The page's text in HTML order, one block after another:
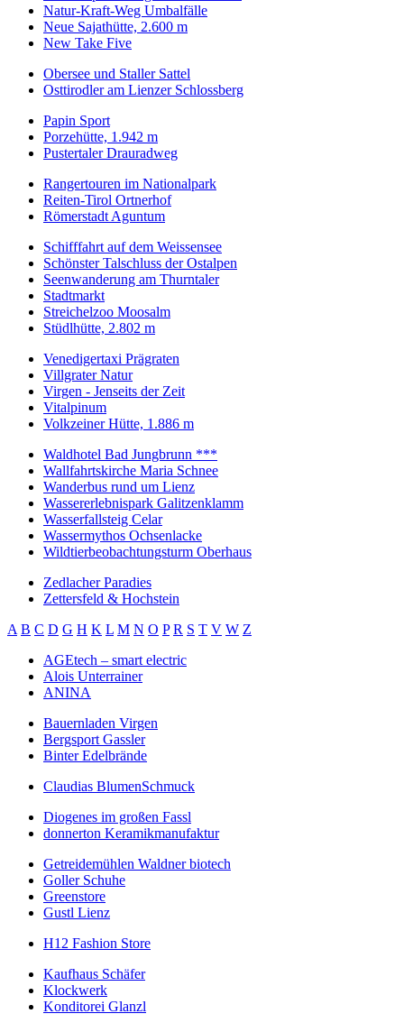
Natur-Kraft-Weg Umbalfälle
Neue Sajathütte, 2.600 m
New Take Five
Obersee und Staller Sattel
Osttirodler am Lienzer Schlossberg
Papin Sport
Porzehütte, 1.942 m
Pustertaler Drauradweg
Rangertouren im Nationalpark
Reiten-Tirol Ortnerhof
Römerstadt Aguntum
Schifffahrt auf dem Weissensee
Schönster Talschluss der Ostalpen
Seenwanderung am Thurntaler
Stadtmarkt
Streichelzoo Moosalm
Stüdlhütte, 2.802 m
Venedigertaxi Prägraten
Villgrater Natur
Virgen - Jenseits der Zeit
Vitalpinum
Volkzeiner Hütte, 1.886 m
Waldhotel Bad Jungbrunn ***
Wallfahrtskirche Maria Schnee
Wanderbus rund um Lienz
Wassererlebnispark Galitzenklamm
Wasserfallsteig Celar
Wassermythos Ochsenlacke
Wildtierbeobachtungsturm Oberhaus
Zedlacher Paradies
Zettersfeld & Hochstein
A B C D G H K L M N O P R S T V W Z
AGEtech – smart electric
Alois Unterrainer
ANINA
Bauernladen Virgen
Bergsport Gassler
Binter Edelbrände
Claudias BlumenSchmuck
Diogenes im großen Fassl
donnerton Keramikmanufaktur
Getreidemühlen Waldner biotech
Goller Schuhe
Greenstore
Gustl Lienz
H12 Fashion Store
Kaufhaus Schäfer
Klockwerk
Konditorei Glanzl